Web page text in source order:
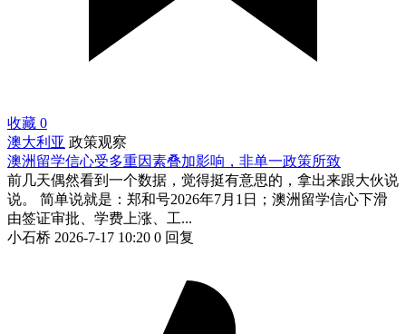
收藏 0
澳大利亚 政策观察
澳洲留学信心受多重因素叠加影响，非单一政策所致
前几天偶然看到一个数据，觉得挺有意思的，拿出来跟大伙说
说。 简单说就是：郑和号2026年7月1日；澳洲留学信心下滑
由签证审批、学费上涨、工...
小石桥 2026-7-17 10:20 0 回复